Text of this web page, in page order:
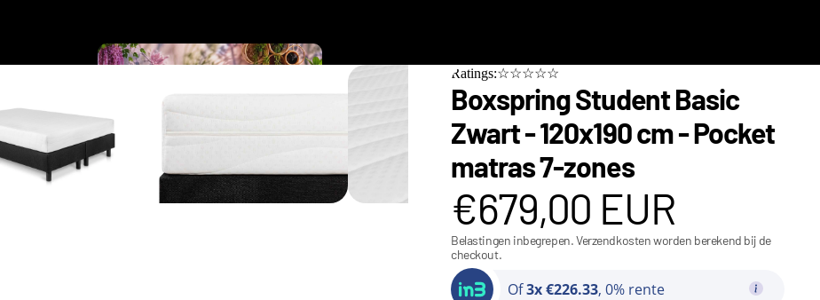
Cinderella
Collection
Business Class
Ratings:☆☆☆☆☆
Boxspring Student Basic
Zwart - 120x190 cm - Pocket
matras 7-zones
€679,00 EUR
Belastingen inbegrepen. Verzendkosten worden berekend bij de
checkout.
Of3x €226.33, 0% rente